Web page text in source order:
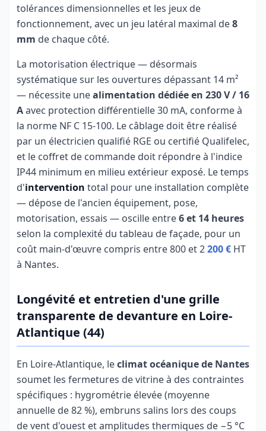
tolérances dimensionnelles et les jeux de
fonctionnement, avec un jeu latéral maximal de8
mm de chaque côté.
La motorisation électrique — désormais
systématique sur les ouvertures dépassant 14 m²
— nécessite unealimentation dédiée en 230 V / 16
Aavec protection différentielle 30 mA, conforme à
la norme NF C 15-100. Le câblage doit être réalisé
par un électricien qualifié RGE ou certifié Qualifelec,
et le coffret de commande doit répondre à l'indice
IP44 minimum en milieu extérieur exposé. Le temps
d'intervention total pour une installation complète
— dépose de l'ancien équipement, pose,
motorisation, essais — oscille entre6 et 14 heures
selon la complexité du tableau de façade, pour un
coût main-d'œuvre compris entre 800 et 2200 € HT
à Nantes.
Longévité et entretien d'une grille
transparente de devanture en Loire-
Atlantique (44)
En Loire-Atlantique, leclimat océanique de Nantes
soumet les fermetures de vitrine à des contraintes
spécifiques : hygrométrie élevée (moyenne
annuelle de 82 %), embruns salins lors des coups
de vent d'ouest et amplitudes thermiques de −5 °C